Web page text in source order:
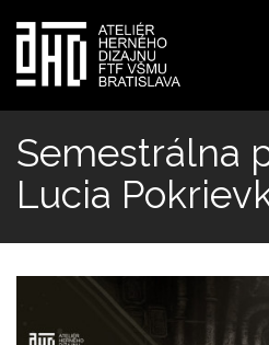
Skočiť
na
hlavný
obsah
Semestrálna
Lucia